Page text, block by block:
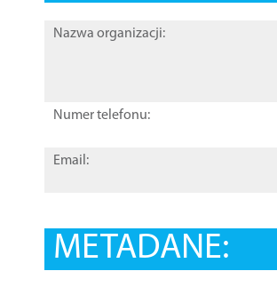
Nazwa organizacji:
Numer telefonu:
Email:
METADANE: